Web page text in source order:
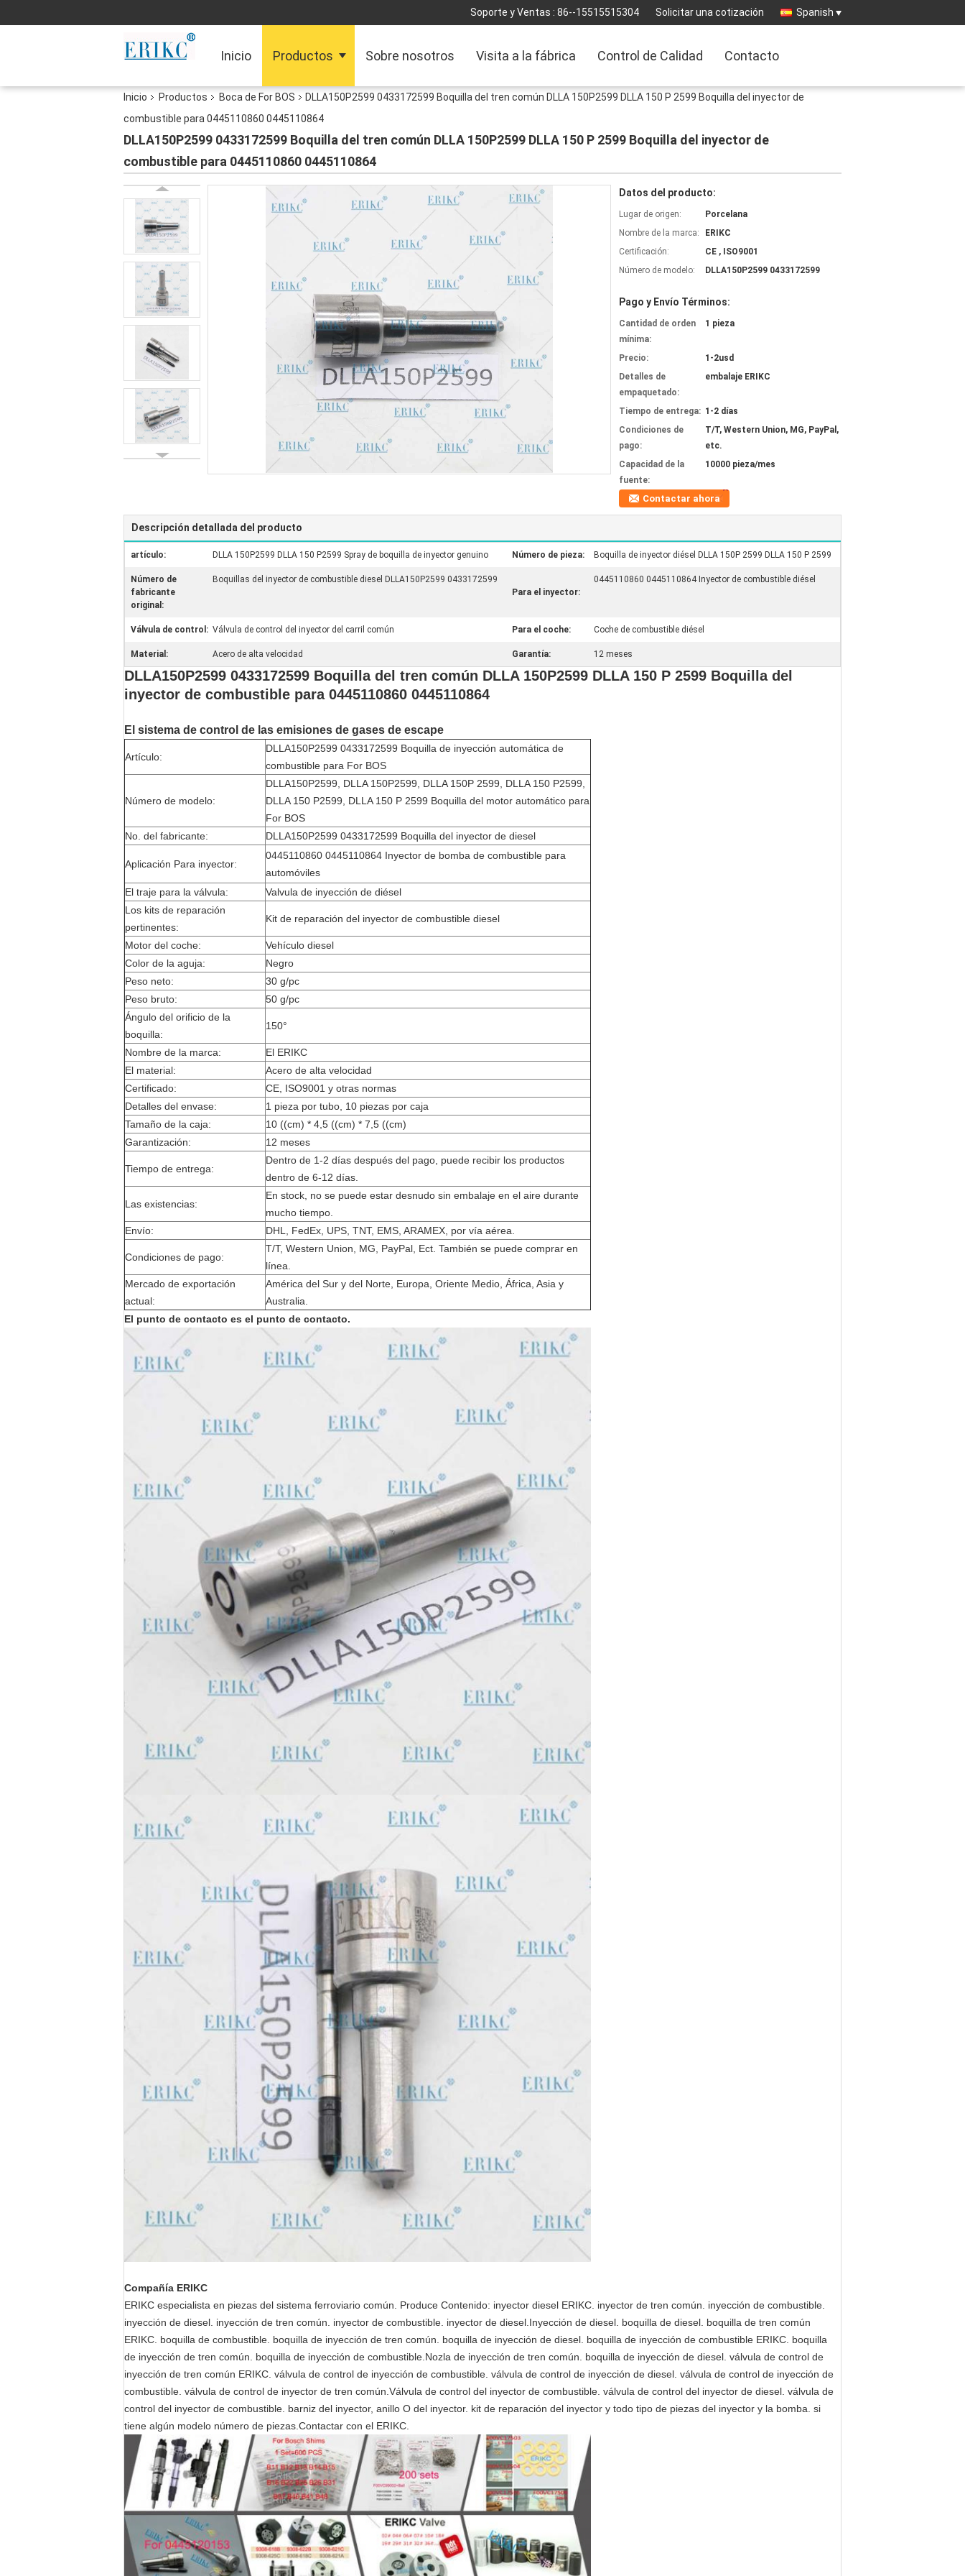
Soporte y Ventas : 86--15515515304 Solicitar una cotización Spanish
Inicio Productos Sobre nosotros Visita a la fábrica Control de Calidad Contacto
Inicio Productos Boca de For BOS
DLLA150P2599 0433172599 Boquilla del tren común DLLA 150P2599 DLLA 150 P 2599 Boquilla del inyector de
combustible para 0445110860 0445110864
DLLA150P2599 0433172599 Boquilla del tren común DLLA 150P2599 DLLA 150 P 2599 Boquilla del inyector de
combustible para 0445110860 0445110864
Datos del producto:
Lugar de origen:
Porcelana
Nombre de la marca:
ERIKC
Certificación:
CE , ISO9001
Número de modelo:
DLLA150P2599 0433172599
Pago y Envío Términos:
Cantidad de orden
mínima:
1 pieza
Precio:
1-2usd
Detalles de
empaquetado:
embalaje ERIKC
Tiempo de entrega: 1-2 días
Condiciones de
pago:
T/T, Western Union, MG, PayPal,
etc.
Capacidad de la
fuente:
10000 pieza/mes
Contactar ahora
Descripción detallada del producto
artículo: DLLA 150P2599 DLLA 150 P2599 Spray de boquilla de inyector genuino Número de pieza: Boquilla de inyector diésel DLLA 150P 2599 DLLA 150 P 2599
Número de
fabricante
original:
Boquillas del inyector de combustible diesel DLLA150P2599 0433172599
Para el inyector:
0445110860 0445110864 Inyector de combustible diésel
Válvula de control: Válvula de control del inyector del carril común Para el coche: Coche de combustible diésel
Material: Acero de alta velocidad Garantía: 12 meses
DLLA150P2599 0433172599 Boquilla del tren común DLLA 150P2599 DLLA 150 P 2599 Boquilla del
inyector de combustible para 0445110860 0445110864
El sistema de control de las emisiones de gases de escape
Artículo:
DLLA150P2599 0433172599 Boquilla de inyección automática de
combustible para For BOS
Número de modelo:
DLLA150P2599, DLLA 150P2599, DLLA 150P 2599, DLLA 150 P2599,
DLLA 150 P2599, DLLA 150 P 2599 Boquilla del motor automático para
For BOS
No. del fabricante:
DLLA150P2599 0433172599 Boquilla del inyector de diesel
Aplicación Para inyector:
0445110860 0445110864 Inyector de bomba de combustible para
automóviles
El traje para la válvula:
Valvula de inyección de diésel
Los kits de reparación
pertinentes:
Kit de reparación del inyector de combustible diesel
Motor del coche:
Vehículo diesel
Color de la aguja:
Negro
Peso neto:
30 g/pc
Peso bruto:
50 g/pc
Ángulo del orificio de la
boquilla:
150°
Nombre de la marca:
El ERIKC
El material:
Acero de alta velocidad
Certificado:
CE, ISO9001 y otras normas
Detalles del envase:
1 pieza por tubo, 10 piezas por caja
Tamaño de la caja:
10 ((cm) * 4,5 ((cm) * 7,5 ((cm)
Garantización:
12 meses
Tiempo de entrega:
Dentro de 1-2 días después del pago, puede recibir los productos
dentro de 6-12 días.
Las existencias:
En stock, no se puede estar desnudo sin embalaje en el aire durante
mucho tiempo.
Envío:
DHL, FedEx, UPS, TNT, EMS, ARAMEX, por vía aérea.
Condiciones de pago:
T/T, Western Union, MG, PayPal, Ect. También se puede comprar en
línea.
Mercado de exportación
actual:
América del Sur y del Norte, Europa, Oriente Medio, África, Asia y
Australia.
El punto de contacto es el punto de contacto.
Compañía ERIKC
ERIKC especialista en piezas del sistema ferroviario común. Produce Contenido: inyector diesel ERIKC. inyector de tren común. inyección de combustible.
inyección de diesel. inyección de tren común. inyector de combustible. inyector de diesel.Inyección de diesel. boquilla de diesel. boquilla de tren común
ERIKC. boquilla de combustible. boquilla de inyección de tren común. boquilla de inyección de diesel. boquilla de inyección de combustible ERIKC. boquilla
de inyección de tren común. boquilla de inyección de combustible.Nozla de inyección de tren común. boquilla de inyección de diesel. válvula de control de
inyección de tren común ERIKC. válvula de control de inyección de combustible. válvula de control de inyección de diesel. válvula de control de inyección de
combustible. válvula de control de inyector de tren común.Válvula de control del inyector de combustible. válvula de control del inyector de diesel. válvula de
control del inyector de combustible. barniz del inyector, anillo O del inyector. kit de reparación del inyector y todo tipo de piezas del inyector y la bomba. si
tiene algún modelo número de piezas.Contactar con el ERIKC.